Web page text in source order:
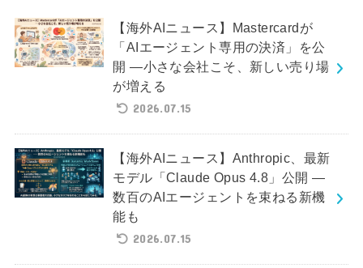
【海外AIニュース】Mastercardが
「AIエージェント専用の決済」を公
開 ―小さな会社こそ、新しい売り場
が増える
2026.07.15
【海外AIニュース】Anthropic、最新
モデル「Claude Opus 4.8」公開 ―
数百のAIエージェントを束ねる新機
能も
2026.07.15